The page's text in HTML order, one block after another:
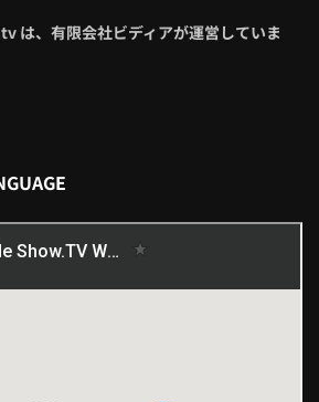
は、有限会社ビディアが運営していま